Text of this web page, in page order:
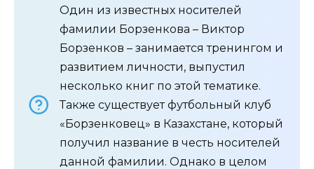
Один из известных носителей
фамилии Борзенкова – Виктор
Борзенков – занимается тренингом и
развитием личности, выпустил
несколько книг по этой тематике.
Также существует футбольный клуб
«Борзенковец» в Казахстане, который
получил название в честь носителей
данной фамилии. Однако в целом